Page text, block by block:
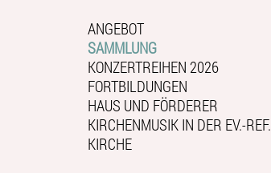
ANGEBOT
SAMMLUNG
KONZERTREIHEN 2026
FORTBILDUNGEN
HAUS UND FÖRDERER
KIRCHENMUSIK IN DER EV.-REF.
KIRCHE